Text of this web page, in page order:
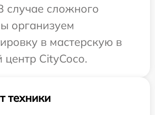
случае сложного
организуем
в мастерскую в
центр CityCoco.
техники